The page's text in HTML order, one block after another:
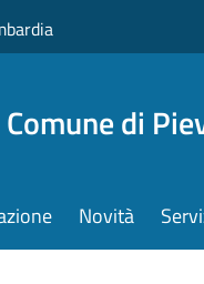
Comune di
Novità